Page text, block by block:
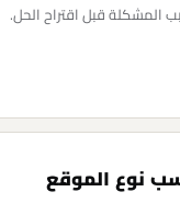
المشكلة قبل اقتراح الحل.
نوع الموقع